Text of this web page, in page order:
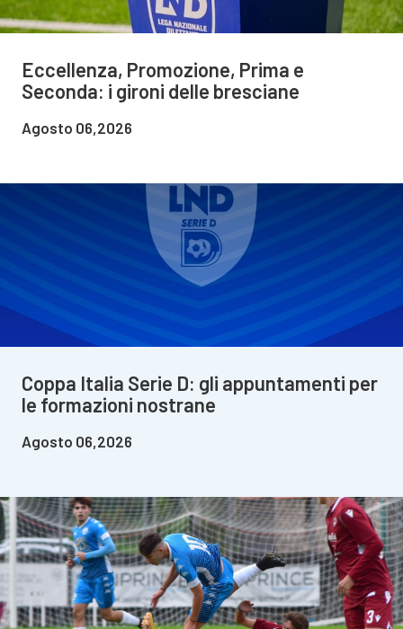
Eccellenza, Promozione, Prima e
Seconda: i gironi delle bresciane
Agosto 06,2026
Coppa Italia Serie D: gli appuntamenti per
le formazioni nostrane
Agosto 06,2026